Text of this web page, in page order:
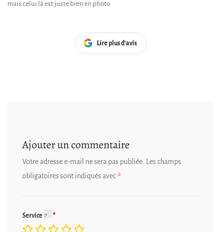
mais celui là est juste bien en photo.
Lire plus d'avis
Ajouter un commentaire
Votre adresse e-mail ne sera pas publiée.
Les champs
obligatoires sont indiqués avec*
Service